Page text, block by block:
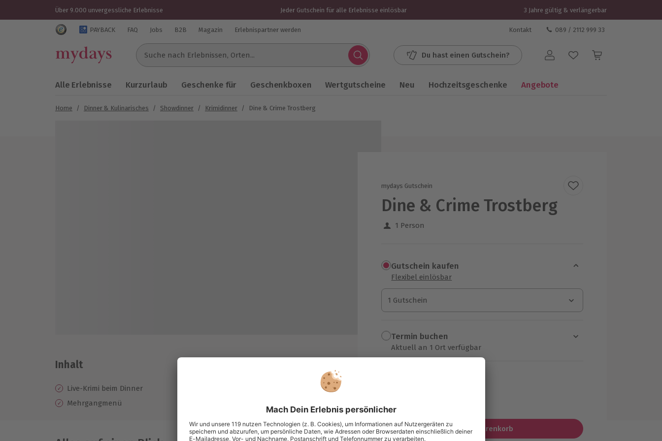
Über 9.000 unvergessliche Erlebnisse Jeder Gutschein für alle Erlebnisse einlösbar 3 Jahre gültig & verlängerbar
Trustedshops Bewertungen für mydays.de
PAYBACK FAQ Jobs B2B Magazin Erlebnispartner werden Kontakt 089 / 2112 999 33
Suche nach Erlebnissen...
Du hast einen Gutschein? Benutzerkonto
Alle Erlebnisse Kurzurlaub Geschenke für Geschenkboxen Wertgutscheine Neu Hochzeitsgeschenke Angebote
Home / Dinner & Kulinarisches / Showdinner / Krimidinner / Dine & Crime Trostberg
mydays Gutschein
Dine & Crime Trostberg
1 Person
Gutschein kaufen
Flexibel einlösbar
1 Gutschein
1 Gutschein
1 Gutschein
Termin buchen
Aktuell an 1 Ort verfügbar
In den Warenkorb
Inhalt
Live-Krimi beim Dinner
Mehrgangmenü